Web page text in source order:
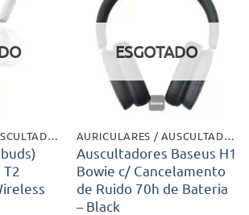
Adicionar
aos meus
AURICULARES / AUSCULTADORES
T2
Adicionar
aos meus
desejos
ESGOTADO
AURICULARES / AUSCULTADORES
Auscultadores Baseus H1
Bowie c/ Cancelamento
de Ruido 70h de Bateria
– Black